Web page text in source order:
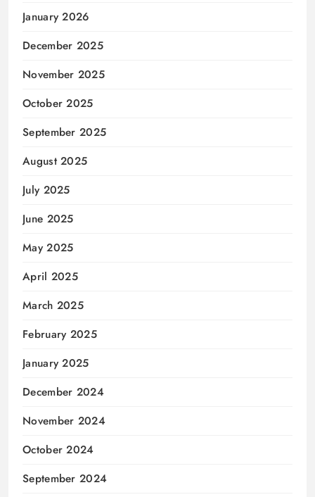
January 2026
December 2025
November 2025
October 2025
September 2025
August 2025
July 2025
June 2025
May 2025
April 2025
March 2025
February 2025
January 2025
December 2024
November 2024
October 2024
September 2024